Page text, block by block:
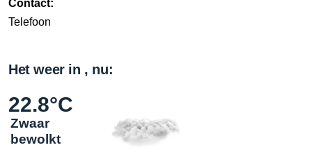
Contact:
Telefoon
Het weer in , nu:
22.8°C
Zwaar
bewolkt